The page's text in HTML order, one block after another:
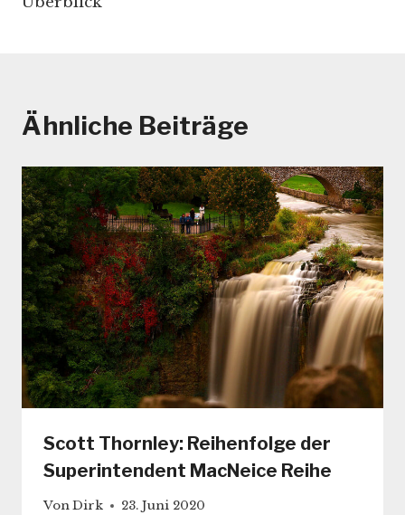
Ähnliche Beiträge
Scott Thornley: Reihenfolge der
Superintendent MacNeice Reihe
VonDirk 23. Juni 2020